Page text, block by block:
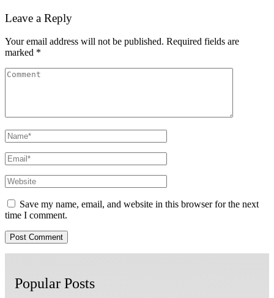
Leave a Reply
Your email address will not be published. Required fields are
marked *
Save my name, email, and website in this browser for the next
time I comment.
Popular Posts